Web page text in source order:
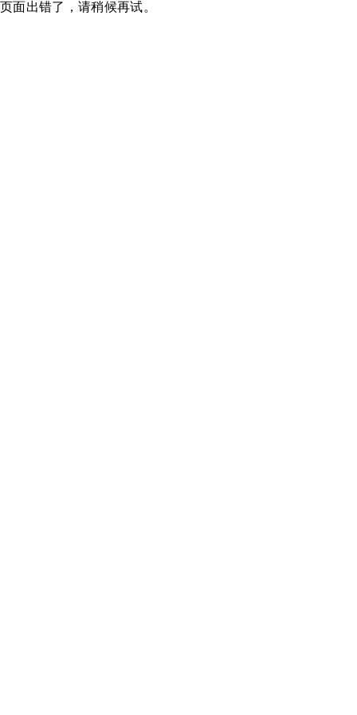
页面出错了，请稍候再试。